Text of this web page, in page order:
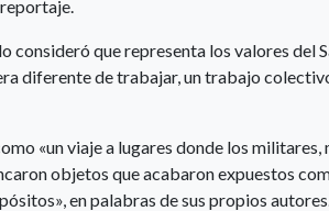
consideró que representa los valores del
diferente de trabajar, un trabajo
«un viaje a lugares donde los
objetos que acabaron expuestos
en palabras de sus propios autores.